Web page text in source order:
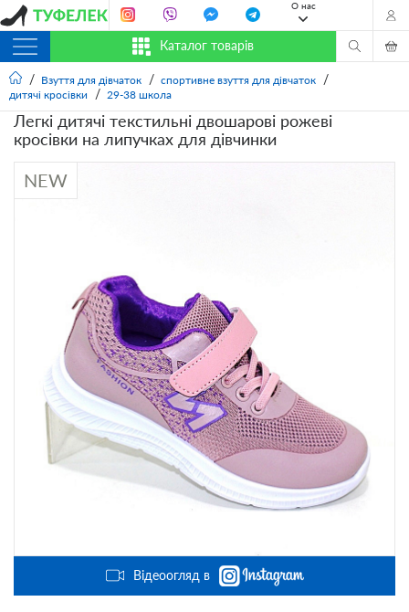
О нас
Каталог товарів
Взуття для дівчаток
спортивне взуття для дівчаток
дитячі кросівки
29-38 школа
Легкі дитячі текстильні двошарові рожеві
кросівки на липучках для дівчинки
Відеоогляд в